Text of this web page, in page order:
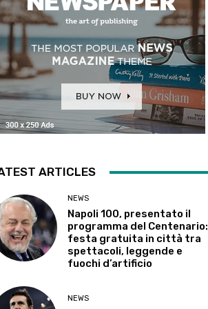
ARTICLES
NEWS
Napoli 100, presentato il
programma del Centenario:
festa gratuita in città tra
spettacoli, leggende e
fuochi d’artificio
NEWS